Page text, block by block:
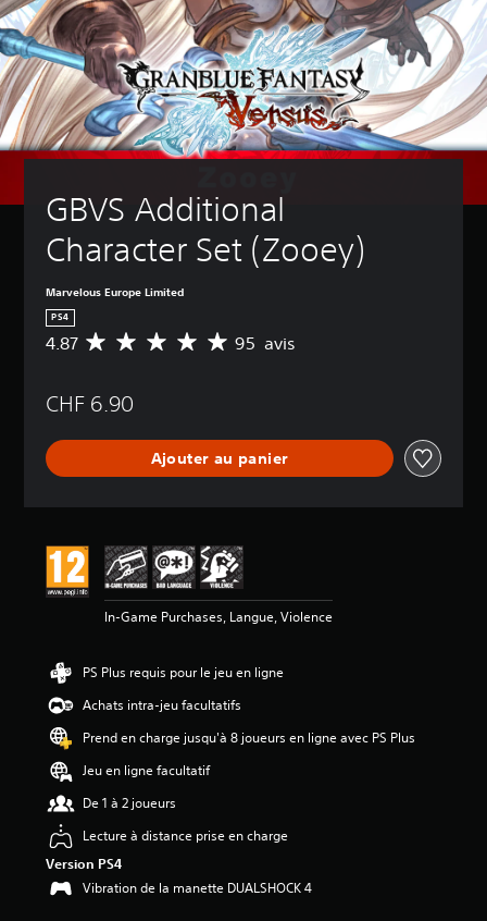
GBVS Additional
Character Set (Zooey)
Marvelous Europe Limited
PS4
M
e
n
e
v
s
8
7
t
i
e
s
s
4.87 95 avis
CHF 6.90
Ajouter au panier
In-Game Purchases, Langue, Violence
PS Plus requis pour le jeu en ligne
Achats intra-jeu facultatifs
Prend en charge jusqu'à 8 joueurs en ligne avec PS Plus
Jeu en ligne facultatif
De 1 à 2 joueurs
Lecture à distance prise en charge
Version PS4
Vibration de la manette DUALSHOCK 4